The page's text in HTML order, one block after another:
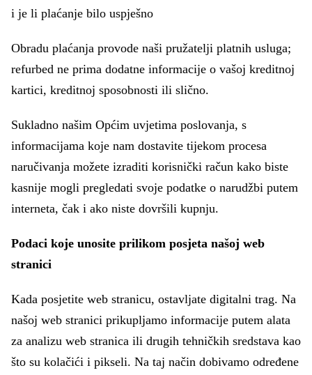
i je li plaćanje bilo uspješno
Obradu plaćanja provode naši pružatelji platnih usluga;
refurbed ne prima dodatne informacije o vašoj kreditnoj
kartici, kreditnoj sposobnosti ili slično.
Sukladno našim Općim uvjetima poslovanja, s
informacijama koje nam dostavite tijekom procesa
naručivanja možete izraditi korisnički račun kako biste
kasnije mogli pregledati svoje podatke o narudžbi putem
interneta, čak i ako niste dovršili kupnju.
Podaci koje unosite prilikom posjeta našoj web
stranici
Kada posjetite web stranicu, ostavljate digitalni trag. Na
našoj web stranici prikupljamo informacije putem alata
za analizu web stranica ili drugih tehničkih sredstava kao
što su kolačići i pikseli. Na taj način dobivamo određene